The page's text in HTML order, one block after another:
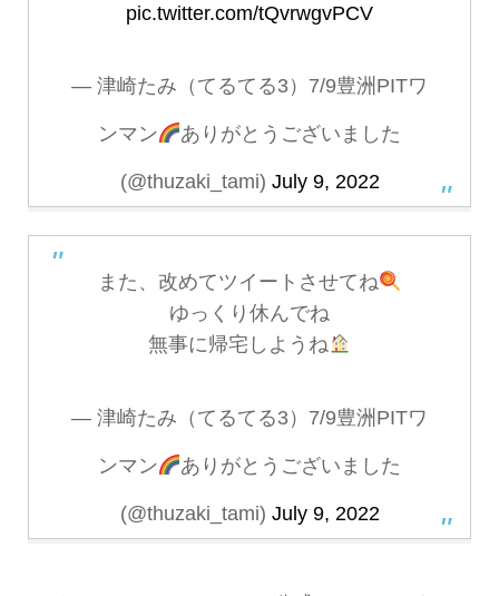
pic.twitter.com/tQvrwgvPCV
— 津崎たみ（てるてる3）7/9豊洲PITワ
ンマン ありがとうございました
(@thuzaki_tami) July 9, 2022
また、改めてツイートさせてね
ゆっくり休んでね
無事に帰宅しようね
— 津崎たみ（てるてる3）7/9豊洲PITワ
ンマン ありがとうございました
(@thuzaki_tami) July 9, 2022